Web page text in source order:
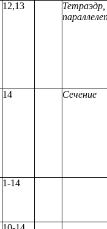
12,13
Тетраэдр,
14 Сечение
1-14